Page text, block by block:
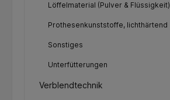
Löffelmaterial (Pulver & Flüssigkeit)
Prothesenkunststoffe, lichthärtend
Sonstiges
Unterfütterungen
Verblendtechnik